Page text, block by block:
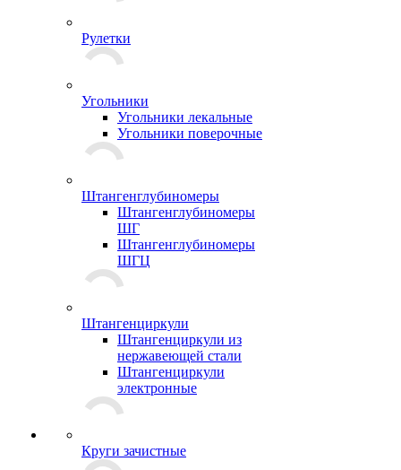
Рулетки
Угольники
Угольники лекальные
Угольники поверочные
Штангенглубиномеры
Штангенглубиномеры
ШГ
Штангенглубиномеры
ШГЦ
Штангенциркули
Штангенциркули из
нержавеющей стали
Штангенциркули
электронные
Круги зачистные